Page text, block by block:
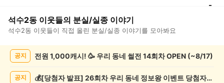
석수2동 이웃들의 분실/실종 이야기
석수2동 이웃들이 직접 올린 분실/실종 이야기를 모아봐요
공지 전원 1,000캐시! 🥳 우리 동네 썰전 14회차 OPEN (~8/17)
공지 💰[당첨자 발표] 26회차 우리 동네 정보왕 이벤트 당첨자를 발표합니다!